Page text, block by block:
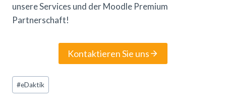
unsere Services und der Moodle Premium
Partnerschaft!
Kontaktieren Sie uns
Post
Tags:
#eDaktik